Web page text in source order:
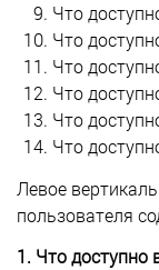
Что
Что
Что
Что
Что
Что
Левое
пользователя
1. Что